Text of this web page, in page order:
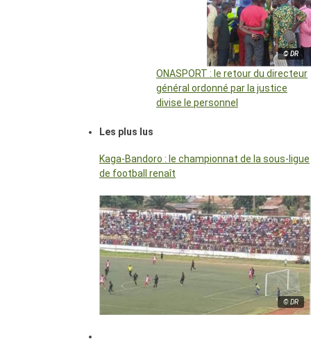
© DR
ONASPORT : le retour du directeur
général ordonné par la justice
divise le personnel
Les plus lus
Kaga-Bandoro : le championnat de la sous-ligue
de football renaît
© DR